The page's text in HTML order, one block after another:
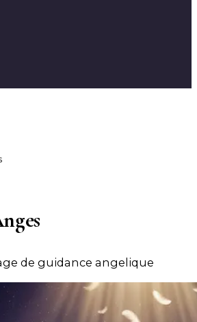
de guidance angelique